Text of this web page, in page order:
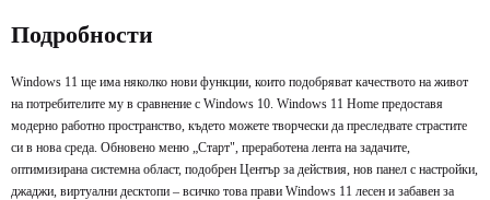
Подробности
Windows 11 ще има няколко нови функции, които подобряват качеството на живот
на потребителите му в сравнение с Windows 10. Windows 11 Home предоставя
модерно работно пространство, където можете творчески да преследвате страстите
си в нова среда. Обновено меню „Старт", преработена лента на задачите,
оптимизирана системна област, подобрен Център за действия, нов панел с настройки,
джаджи, виртуални десктопи – всичко това прави Windows 11 лесен и забавен за